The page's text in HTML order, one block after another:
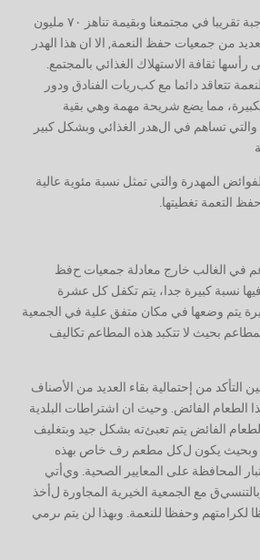
يتم يوميا اهدار ٨ ملايين وجبة تقريبا في مجتمعنا وبقيمة تناهز ٧٠ مليون
من جمعيات حفظ النعمة, الا ان هذا الهدر
رأسها ثقافة الاستهلاك الغذائي بالمجتمع.
تتعاقد دائما مع كبريات الفنادق ودور
، مما يضع شريحة مهمة وهي بقية
والتي تساهم في الهدر الغذائي وبشكل كبير
المهدرة والتي تمثل نسبة مئوية عالية
التعمة تغطيتها.
في الغالب خارج معادلة جمعيات حفظ
نسبة كبيرة جدا ، يتم تكفل كل عشرة
يتم وضعها في مكان متفق علية في الجمعية
بحيث لا تتكبد هذه المطاعم تكاليف
التأكد من إحتمالية بقاء العديد من الأصناف
الطعام الفائض. وحيث ان اشتراطات البلدية
الفائض يتم تعبئته بشكل جيد وبتغليف
وبحيث يكون لكل مطعم رف خاص بهذه
المحافظة على المعايير الصحية. وي تي
ق مع الجمعية الخيرية المجاورة ل خذ
لكرامتهم وحفظا للنعمة. وبهذا لن يتم ىرمي